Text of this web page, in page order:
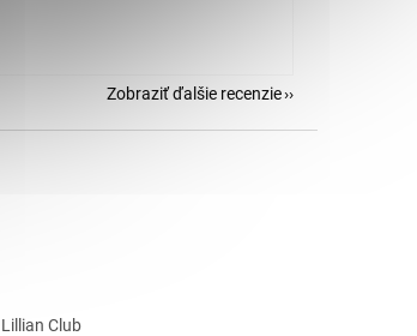
Zobraziť ďalšie recenzie
Lillian Club